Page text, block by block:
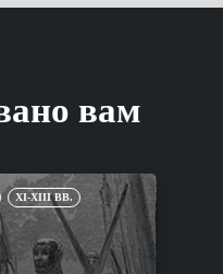
вам
XI-XIII ВВ.